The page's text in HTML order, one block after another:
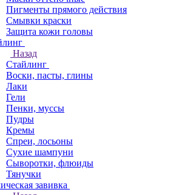
Пигменты прямого действия
Смывки краски
Защита кожи головы
Назад
Стайлинг
Воски, пасты, глины
Лаки
Гели
Пенки, муссы
Пудры
Кремы
Спреи, лосьоны
Сухие шампуни
Сыворотки, флюиды
Тянучки
завивка